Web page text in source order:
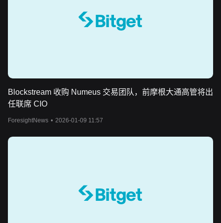
Blockstream 收购 Numeus 交易团队，前摩根大通高管将出
任联席 CIO
ForesightNews • 2026-01-09 11:57